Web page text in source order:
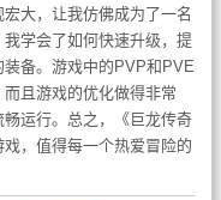
大，让我仿佛成为了一名
学会了如何快速升级，提
备。游戏中的PVP和PVE
且游戏的优化做得非常
运行。总之，《巨龙传奇
，值得每一个热爱冒险的